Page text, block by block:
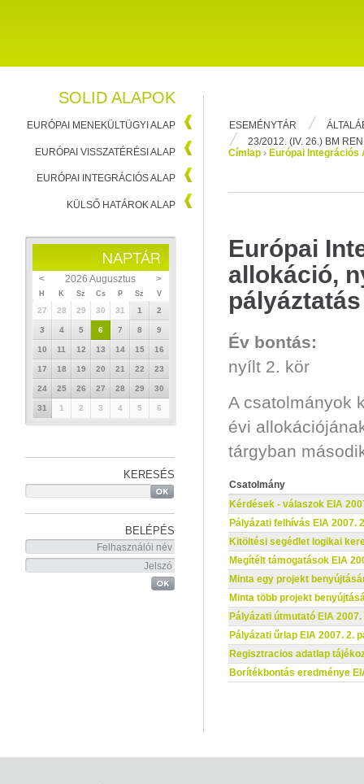
ESEMÉNYTÁR
23/2012. (IV. 26.) BM
SOLID ALAPOK
EURÓPAI MENEKÜLTÜGYI ALAP
EURÓPAI VISSZATÉRÉSI ALAP
EURÓPAI INTEGRÁCIÓS ALAP
KÜLSŐ HATÁROK ALAP
< 2026 Augusztus >
H K Sz Cs P Sz V
27 28 29 30 31 1 2
3 4 5 6 7 8 9
10 11 12 13 14 15 16
17 18 19 20 21 22 23
24 25 26 27 28 29 30
31 1 2 3 4 5 6
KERESÉS
BELÉPÉS
Címlap › Európai Integrációs
Európai
allokáció,
pályáztatás
Év bontás:
nyílt 2. kör
A csatolmányok
évi
tárgyban
Csatolmány
Kérdések - válaszok EIA
Pályázati felhívás EIA 2007.
Kitöltési segédlet logikai
Megítélt támogatások EIA
Minta egy projekt
Minta több projekt
Pályázati útmutató EIA
Pályázati űrlap EIA 2007. 2.
Regisztracios adatlap
Borítékbontás eredménye